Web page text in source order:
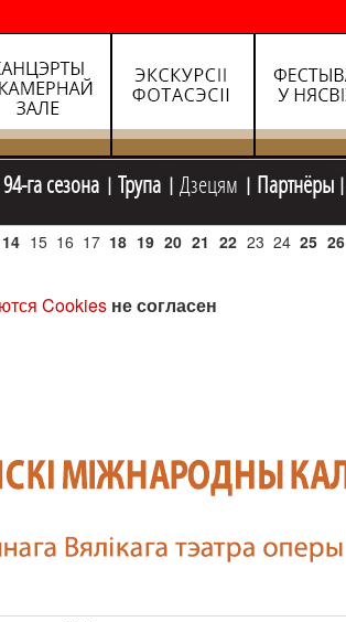
га сезона Трупа Дзецям Партнёры
14 15 16 17 18 19 20 21 22 23 24 25 26
Cookies не согласен